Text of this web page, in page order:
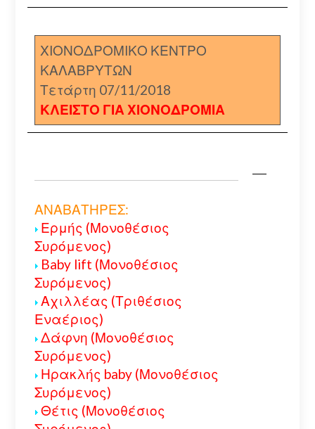
ΧΙΟΝΟΔΡΟΜΙΚΟ ΚΕΝΤΡΟ
ΚΑΛΑΒΡΥΤΩΝ
Τετάρτη 07/11/2018
ΚΛΕΙΣΤΟ ΓΙΑ ΧΙΟΝΟΔΡΟΜΙΑ
ΑΝΑΒΑΤΗΡΕΣ:
Ερμής (Μονοθέσιος
Συρόμενος)
Baby lift (Μονοθέσιος
Συρόμενος)
Αχιλλέας (Τριθέσιος
Εναέριος)
Δάφνη (Μονοθέσιος
Συρόμενος)
Ηρακλής baby (Μονοθέσιος
Συρόμενος)
Θέτις (Μονοθέσιος